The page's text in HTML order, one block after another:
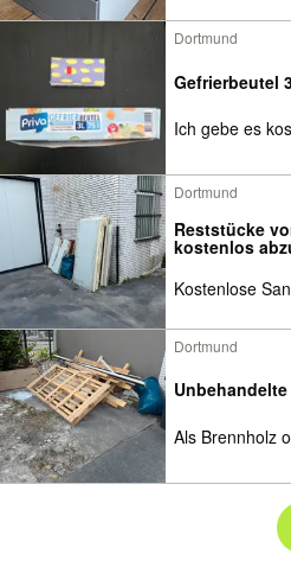
Dortmund
Gefrierbeutel
Ich gebe es
Dortmund
Reststücke
kostenlos
Kostenlose
Dortmund
Als Brennholz